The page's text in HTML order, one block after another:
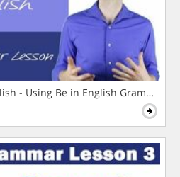
- Using Be in English Grammar